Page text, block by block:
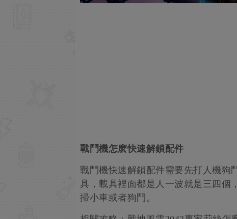
戰鬥機怎麽快速解鎖配件
戰鬥機快速解鎖配件需要先打人機狗
具，載具裡面都是人一波就是三四個
掃小車或者狗鬥。